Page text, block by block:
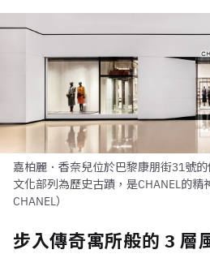
嘉柏麗．香奈兒位於巴黎康朋街31號
文化部列為歷史古蹟，是CHANEL的精
CHANEL）
步入傳奇寓所般的 3 層